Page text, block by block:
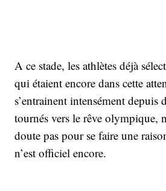
A ce stade, les athlètes déjà
qui étaient encore dans cette
s’entrainent intensément depuis
tournés vers le rêve olympique,
doute pas pour se faire une
n’est officiel encore.